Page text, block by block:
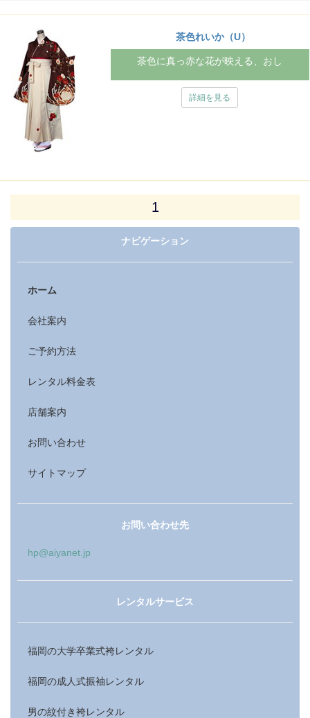
茶色れいか（U）
茶色に真っ赤な花が映える、おし
詳細を見る
1
ナビゲーション
ホーム
会社案内
ご予約方法
レンタル料金表
店舗案内
お問い合わせ
サイトマップ
お問い合わせ先
hp@aiyanet.jp
レンタルサービス
福岡の大学卒業式袴レンタル
福岡の成人式振袖レンタル
男の紋付き袴レンタル